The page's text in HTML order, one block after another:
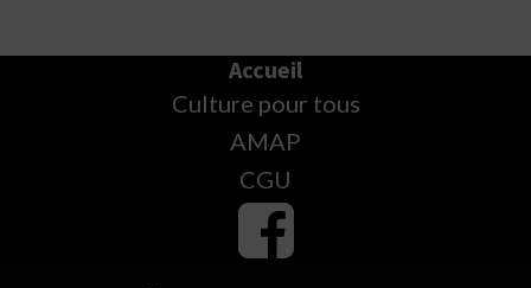
Accueil
Culture pour tous
AMAP
CGU